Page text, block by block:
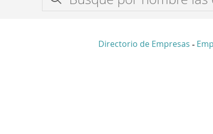
Directorio de Empresas -